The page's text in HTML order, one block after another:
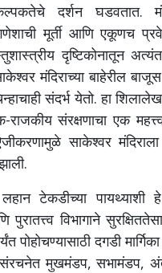
कल्पकतेचे दर्शन घडवतात.
मूर्ती आणि एकूणच
दृष्टिकोनातून
मंदिराच्या बाहेरील
संदर्भ येतो. हा शिलालेख
संरक्षणाचा एक
साकेश्वर
लहान टेकडीच्या पायथ्याशी
विभागाने
पोहोचण्यासाठी दगडी
मुखमंडप, सभामंडप,